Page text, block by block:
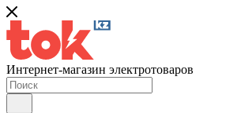
Интернет-магазин электротоваров